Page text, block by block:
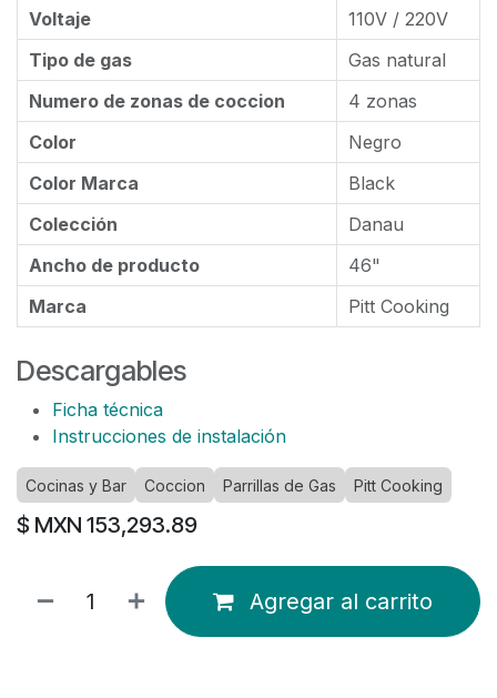
Voltaje
110V / 220V
Tipo de gas
Gas natural
Numero de zonas de coccion
4 zonas
Color
Negro
Color Marca
Black
Colección
Danau
Ancho de producto
46"
Marca
Pitt Cooking
Descargables
Ficha técnica
Instrucciones de instalación
Cocinas y Bar Coccion Parrillas de Gas Pitt Cooking
$ MXN 153,293.89
Agregar al carrito